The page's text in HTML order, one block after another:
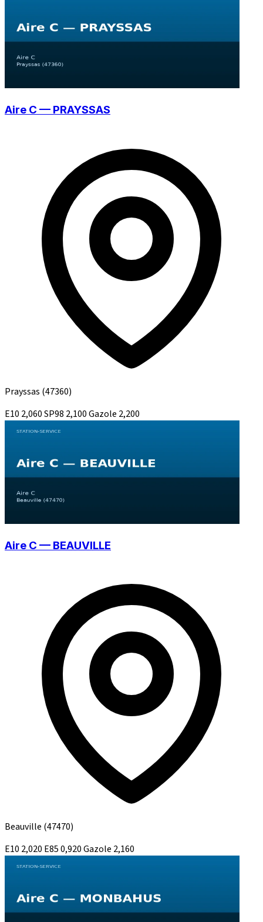
Aire C — PRAYSSAS
Prayssas (47360)
E10 2,060SP98 2,100Gazole 2,200
Aire C — BEAUVILLE
Beauville (47470)
E10 2,020 E850,920Gazole 2,160